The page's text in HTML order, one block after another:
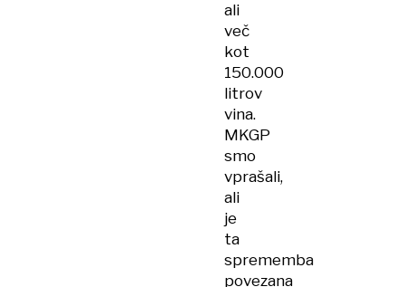
ali
več
kot
150.000
litrov
vina.
MKGP
smo
vprašali,
ali
je
ta
sprememba
povezana